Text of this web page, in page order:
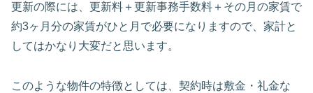
更新の際には、更新料＋更新事務手数料＋その月の家賃で
約3ヶ月分の家賃がひと月で必要になりますので、家計と
してはかなり大変だと思います。
このような物件の特徴としては、契約時は敷金・礼金な